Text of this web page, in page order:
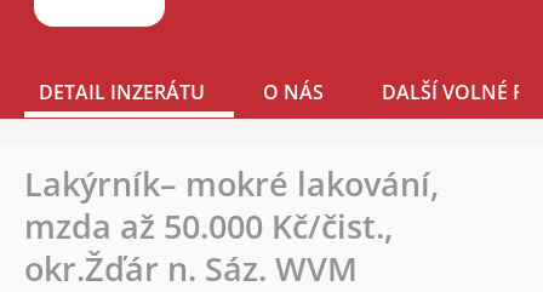
DETAIL INZERÁTU O NÁS DALŠÍ VOLNÉ
Lakýrník– mokré lakování,
mzda až 50.000 Kč/čist.,
okr.Žďár n. Sáz. WVM